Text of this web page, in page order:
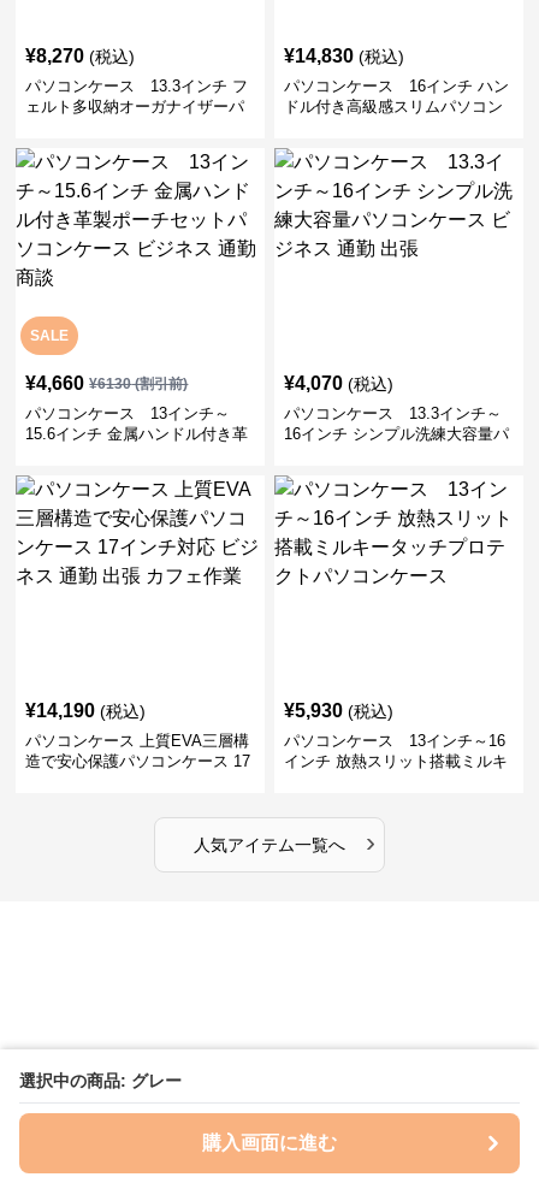
選択中の商品: グレー
購入画面に進む
¥8,270 (税込)
パソコンケース 13.3インチ フ
ェルト多収納オーガナイザーパ
宅ワーク
¥14,830 (税込)
パソコンケース 16インチ ハン
ドル付き高級感スリムパソコン
SALE
¥4,660 ¥6130(割引前)
パソコンケース 13インチ～
15.6インチ 金属ハンドル付き革
ビジネス 通勤 商談
¥4,070 (税込)
パソコンケース 13.3インチ～
16インチ シンプル洗練大容量パ
張
¥14,190 (税込)
パソコンケース 上質EVA三層構
造で安心保護パソコンケース 17
¥5,930 (税込)
パソコンケース 13インチ～16
インチ 放熱スリット搭載ミルキ
人気アイテム一覧へ ›